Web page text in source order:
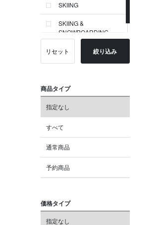
SKIING
SKIING &
SNOWBOARDING
リセット 絞り込み
商品タイプ
指定なし
すべて
通常商品
予約商品
価格タイプ
指定なし